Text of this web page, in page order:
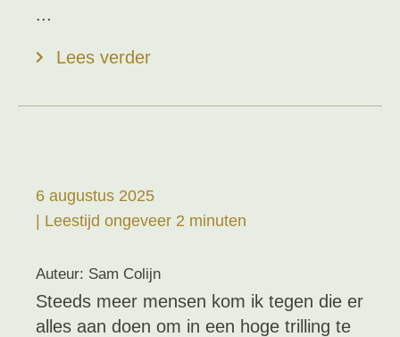
...
Lees verder
6 augustus 2025
| Leestijd ongeveer 2 minuten
Auteur: Sam Colijn
Steeds meer mensen kom ik tegen die er
alles aan doen om in een hoge trilling te